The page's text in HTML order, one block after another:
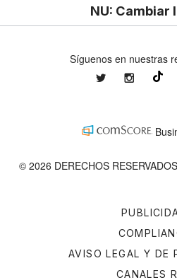
NU: Cambiar
AVISO LEGAL Y DE
CANALES
Síguenos en nuestras
expansionmx
© 2026 DERECHOS